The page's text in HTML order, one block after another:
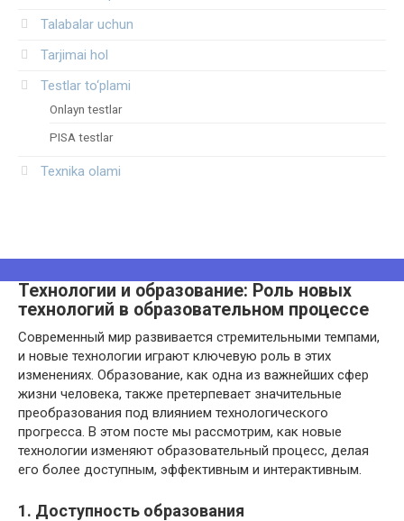
Talabalar uchun
Tarjimai hol
Testlar to‘plami
Onlayn testlar
PISA testlar
Texnika olami
Технологии и образование: Роль новых
технологий в образовательном процессе
Современный мир развивается стремительными темпами,
и новые технологии играют ключевую роль в этих
изменениях. Образование, как одна из важнейших сфер
жизни человека, также претерпевает значительные
преобразования под влиянием технологического
прогресса. В этом посте мы рассмотрим, как новые
технологии изменяют образовательный процесс, делая
его более доступным, эффективным и интерактивным.
1. Доступность образования